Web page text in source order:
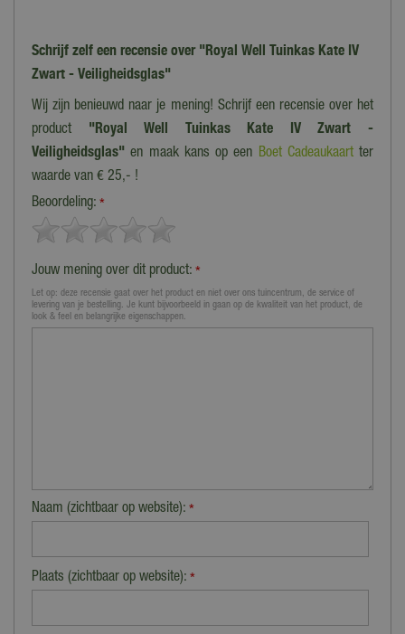
Schrijf zelf een recensie over "Royal Well Tuinkas Kate IV
Zwart - Veiligheidsglas"
Wij zijn benieuwd naar je mening! Schrijf een recensie over het
product "Royal Well Tuinkas Kate IV Zwart -
Veiligheidsglas" en maak kans op een Boet Cadeaukaartter
waarde van € 25,- !
Beoordeling: *
Jouw mening over dit product: *
Let op: deze recensie gaat over het product en niet over ons tuincentrum, de service of
levering van je bestelling. Je kunt bijvoorbeeld in gaan op de kwaliteit van het product, de
look & feel en belangrijke eigenschappen.
Naam (zichtbaar op website): *
Plaats (zichtbaar op website): *